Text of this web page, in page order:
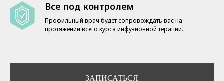
Все под контролем
Профильный врач будет сопровождать вас на
протяжении всего курса инфузионной терапии.
ЗАПИСАТЬСЯ